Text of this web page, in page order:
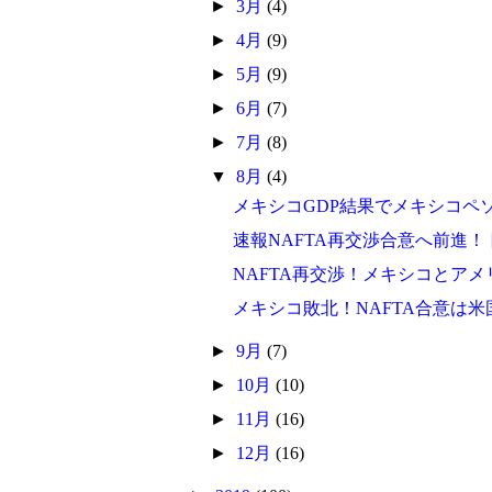
►3月(4)
►4月(9)
► 5月(9)
►6月(7)
► 7月(8)
▼8月(4)
メキシコGDP結果でメキシコペ
速報NAFTA再交渉合意へ前進
NAFTA再交渉！メキシコとアメ
メキシコ敗北！NAFTA合意は
►9月(7)
► 10月(10)
► 11月(16)
► 12月(16)